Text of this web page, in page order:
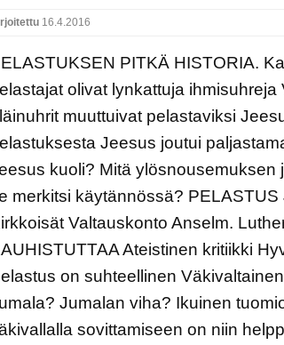
16.4.2016
PITKÄ HISTORIA.
olivat lynkattuja
muuttuivat pelastaviksi
Jeesus joutui
kuoli? Mitä ylösnousemuksen
merkitsi käytännössä?
Valtauskonto Anselm.
Ateistinen kritiikki
on suhteellinen
Jumalan viha? Ikuinen
sovittamiseen on niin